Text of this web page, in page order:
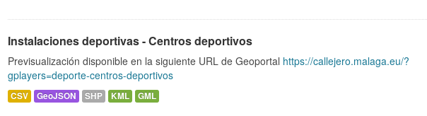
Instalaciones deportivas - Centros deportivos
Previsualización disponible en la siguiente URL de Geoportal https://callejero.malaga.eu/?
gplayers=deporte-centros-deportivos
CSV GeoJSON SHP KML GML